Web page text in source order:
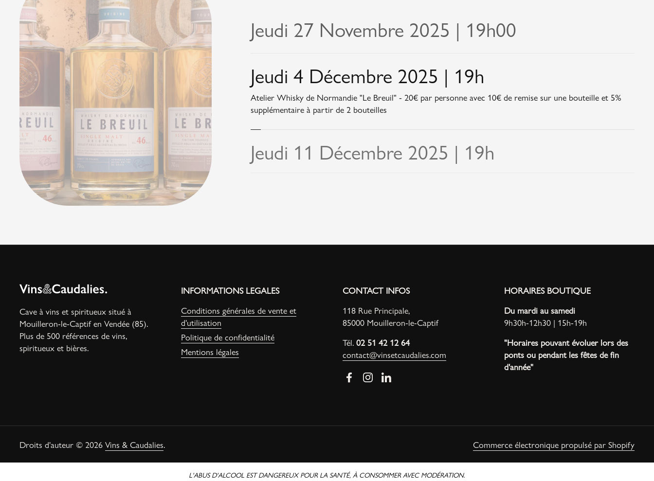
Jeudi 27 Novembre 2025 | 19h00
Jeudi 4 Décembre 2025 | 19h
Atelier Whisky de Normandie "Le Breuil" - 20€ par personne avec 10€ de remise sur une bouteille et 5%
supplémentaire à partir de 2 bouteilles
Jeudi 11 Décembre 2025 | 19h
Cave à vins et spiritueux situé à
Mouilleron-le-Captif en Vendée (85).
Plus de 500 références de vins,
spiritueux et bières.
INFORMATIONS LEGALES
Conditions générales de vente et
d'utilisation
Politique de confidentialité
Mentions légales
CONTACT INFOS
118 Rue Principale,
85000 Mouilleron-le-Captif
Tél. 02 51 42 12 64
contact@vinsetcaudalies.com
FacebookInstagramLinkedIn
HORAIRES BOUTIQUE
Du mardi au samedi
9h30h-12h30 | 15h-19h
"Horaires pouvant évoluer lors des
ponts ou pendant les fêtes de fin
d'année"
Droits d'auteur © 2026 Vins & Caudalies. Commerce électronique propulsé par Shopify
L'ABUS D'ALCOOL EST DANGEREUX POUR LA SANTÉ, À CONSOMMER AVEC MODÉRATION.